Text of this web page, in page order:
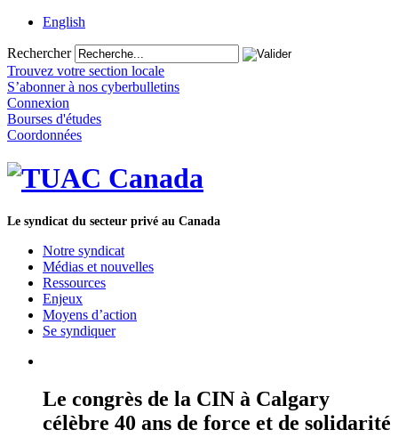
English
Rechercher
Trouvez votre section locale
S’abonner à nos cyberbulletins
Connexion
Bourses d'études
Coordonnées
Le syndicat du secteur privé au Canada
Notre syndicat
Médias et nouvelles
Ressources
Enjeux
Moyens d’action
Se syndiquer
Le congrès de la CIN à Calgary
célèbre 40 ans de force et de solidarité